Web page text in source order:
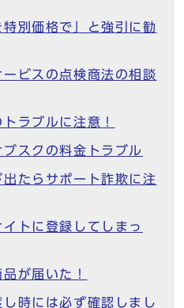
別価格で」と強引に勧
ビスの点検商法の相談
ラブルに注意！
スクの料金トラブル
たらサポート詐欺に注
トに登録してしまっ
が届いた！
時には必ず確認しまし